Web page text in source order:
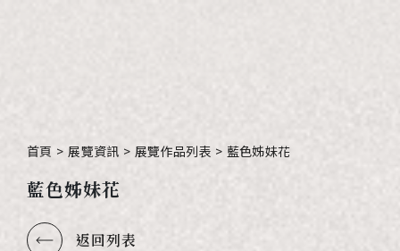
首頁 > 展覽資訊 > 展覽作品列表 > 藍色姊妹花
藍色姊妹花
返回列表